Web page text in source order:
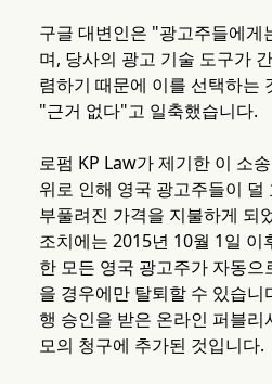
구글 대변인은 "광고주들에게
며, 당사의 광고 기술 도구가
렴하기 때문에 이를 선택하는
"근거 없다"고 일축했습니다.
로펌 KP Law가 제기한 이 소
위로 인해 영국 광고주들이 덜
부풀려진 가격을 지불하게 되
조치에는 2015년 10월 1일 이
한 모든 영국 광고주가 자동
을 경우에만 탈퇴할 수 있습니
행 승인을 받은 온라인 퍼블
모의 청구에 추가된 것입니다.